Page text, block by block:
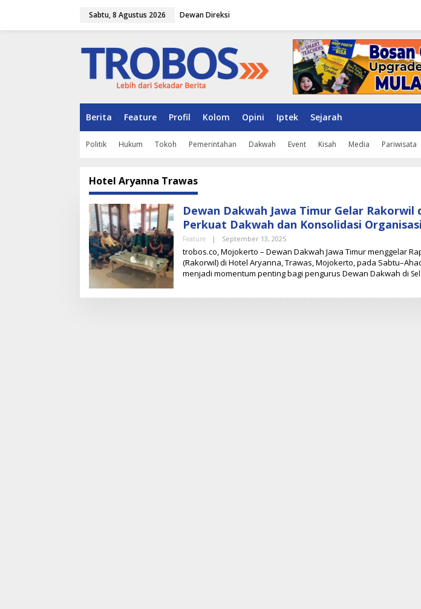
Sabtu, 8 Agustus 2026 Dewan Direksi
Berita Feature Profil Kolom Opini Iptek Sejarah
Politik Hukum Tokoh Pemerintahan Dakwah Event Kisah Media Pariwisata
Hotel Aryanna Trawas
Dewan Dakwah Jawa Timur Gelar Rakorwil
Perkuat Dakwah dan Konsolidasi Organisasi
Feature | September 13, 2025
E
H
T
R
trobos.co, Mojokerto – Dewan Dakwah Jawa Timur menggelar
(Rakorwil) di Hotel Aryanna, Trawas, Mojokerto, pada
menjadi momentum penting bagi pengurus Dewan Dakwah di